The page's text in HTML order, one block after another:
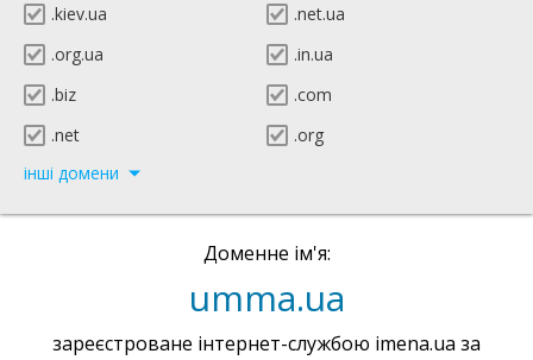
.kiev.ua
.net.ua
.org.ua
.in.ua
.biz
.com
.net
.org
інші домени
Доменне ім'я:
umma.ua
зареєстроване інтернет-службою imena.ua за